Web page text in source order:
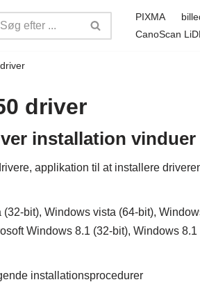
PIXMA
CanoScan
driver
installation vinduer
applikation til at installere
bit), Windows vista (64-bit),
Windows 8.1 (32-bit), Windows
installationsprocedurer